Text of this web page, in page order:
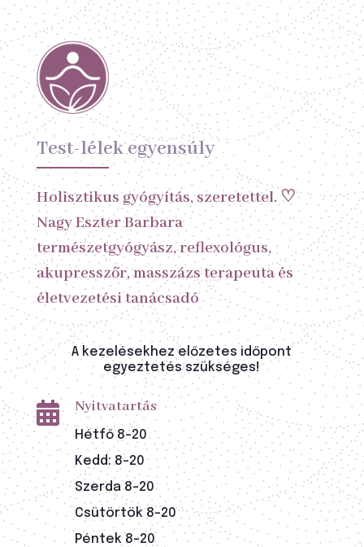
Test-lélek egyensúly
Holisztikus gyógyítás, szeretettel. ♡
Nagy Eszter Barbara
természetgyógyász, reflexológus,
akupresszőr, masszázs terapeuta és
életvezetési tanácsadó
A kezelésekhez előzetes időpont
egyeztetés szükséges!
 Nyitvatartás
Hétfő 8-20
Kedd: 8-20
Szerda 8-20
Csütörtök 8-20
Péntek 8-20